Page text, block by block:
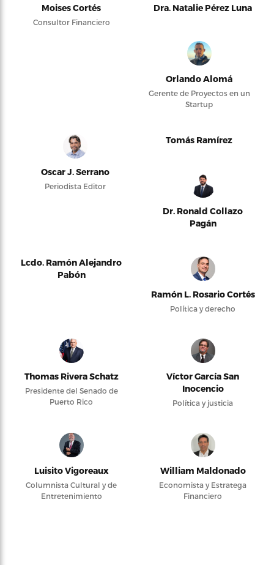
Moises Cortés
Consultor Financiero
Dra. Natalie Pérez Luna
Orlando Alomá
Gerente de Proyectos en un
Startup
Oscar J. Serrano
Periodista Editor
Tomás Ramírez
Dr. Ronald Collazo
Pagán
Lcdo. Ramón Alejandro
Pabón
Ramón L. Rosario Cortés
Política y derecho
Thomas Rivera Schatz
Presidente del Senado de
Puerto Rico
Víctor García San
Inocencio
Política y justicia
Luisito Vigoreaux
Columnista Cultural y de
Entretenimiento
William Maldonado
Economista y Estratega
Financiero